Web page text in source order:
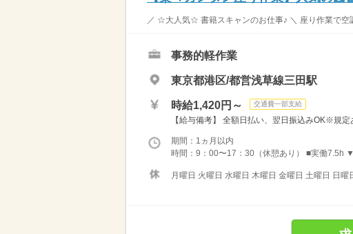
／ ☆大人気☆ 書籍スキャンのお仕事♪ ＼ 座り作業で空
事務的軽作業
東京都港区/都営浅草線三田駅
時給1,420円～ 交通費一部支給
【給与備考】 全額日払い、翌日振込みOK※規
期間：1ヵ月以内
時間：9：00〜17：30（休憩あり） ■実働7.5h
月曜日 火曜日 水曜日 木曜日 金曜日 土曜日 日曜